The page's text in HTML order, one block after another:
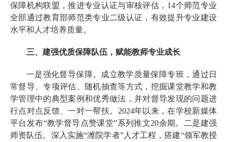
保障机构联盟，推进专业认证与审核评估，14个师范专业
全部通过教育部师范类专业二级认证，有效提升专业建设
水平和人才培养质量。
三、建强优质保障队伍，赋能教师专业成长
一是强化督导保障。成立教学质量保障专班，通过日
常督导、专项评估、随机抽查等方式，挖掘课堂教学和教
学管理中的典型案例和优秀做法，并对督导发现的问题进
行点对点反馈、一对一帮扶。2024年以来，在学校新媒体
平台发布“教学督导点赞课堂”系列推文20余期。二是建强
师资队伍。深入实施“潍院学者”人才工程，搭建“领军教授